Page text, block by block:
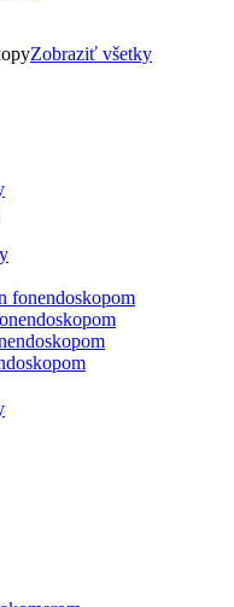
Zobraziť všetky